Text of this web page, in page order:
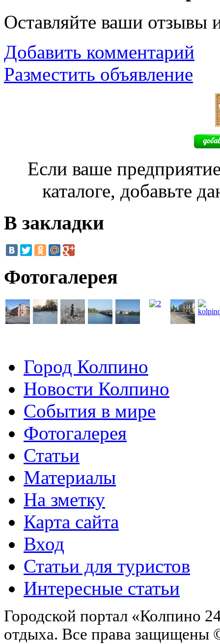
Оставляйте ваши отзывы
Добавить комментарий
Разместить объявление
Если ваше
каталоге, добавьте
В закладки
Фотогалерея
Город Колпино
Новости Колпино
События в мире
Фотогалерея
Статьи
Материалы
На зметку
Карта сайта
Вход
Статьи для туристов
Интересные статьи
Городской портал «Колпино
отдыха. Все права защищены